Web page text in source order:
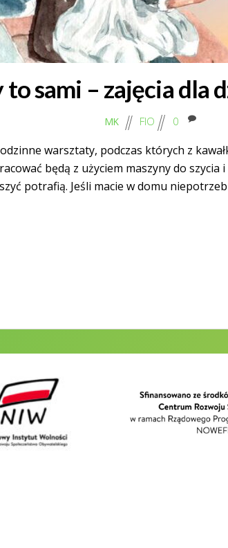
to sami – zajęcia dla
MK FIO 0
warsztaty, podczas których z
będą z użyciem maszyny do
potrafią. Jeśli macie w domu